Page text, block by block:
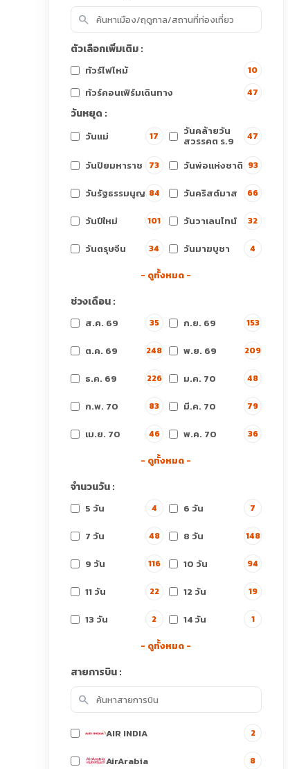
search
ตัวเลือกเพิ่มเติม :
ทัวร์ไฟไหม้ 10
ทัวร์คอนเฟิร์มเดินทาง 47
วันหยุด :
วันแม่ 17 วันคล้ายวัน
สวรรคต ร.9 47
วันปิยมหาราช 73 วันพ่อแห่งชาติ 93
วันรัฐธรรมนูญ 84 วันคริสต์มาส 66
วันปีใหม่ 101 วันวาเลนไทน์ 32
วันตรุษจีน 34 วันมาฆบูชา 4
- ดูทั้งหมด -
ช่วงเดือน :
ส.ค. 69 35 ก.ย. 69 153
ต.ค. 69 248 พ.ย. 69 209
ธ.ค. 69 226 ม.ค. 70 48
ก.พ. 70 83 มี.ค. 70 79
เม.ย. 70 46 พ.ค. 70 36
- ดูทั้งหมด -
จำนวนวัน :
5 วัน 4 6 วัน 7
7 วัน 48 8 วัน 148
9 วัน 116 10 วัน 94
11 วัน 22 12 วัน 19
13 วัน 2 14 วัน 1
- ดูทั้งหมด -
สายการบิน :
search
AIR INDIA 2
AirArabia 8